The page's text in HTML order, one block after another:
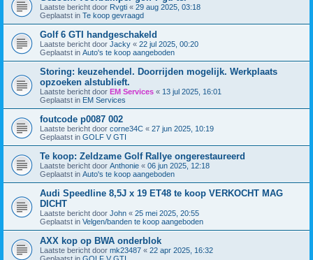
Laatste bericht door Rvgti « 29 aug 2025, 03:18
Geplaatst in Te koop gevraagd
Golf 6 GTI handgeschakeld
Laatste bericht door Jacky « 22 jul 2025, 00:20
Geplaatst in Auto's te koop aangeboden
Storing: keuzehendel. Doorrijden mogelijk. Werkplaats
opzoeken alstublieft.
Laatste bericht door EM Services « 13 jul 2025, 16:01
Geplaatst in EM Services
foutcode p0087 002
Laatste bericht door corne34C « 27 jun 2025, 10:19
Geplaatst in GOLF V GTI
Te koop: Zeldzame Golf Rallye ongerestaureerd
Laatste bericht door Anthonie « 06 jun 2025, 12:18
Geplaatst in Auto's te koop aangeboden
Audi Speedline 8,5J x 19 ET48 te koop VERKOCHT MAG
DICHT
Laatste bericht door John « 25 mei 2025, 20:55
Geplaatst in Velgen/banden te koop aangeboden
AXX kop op BWA onderblok
Laatste bericht door mk23487 « 22 apr 2025, 16:32
Geplaatst in GOLF V GTI